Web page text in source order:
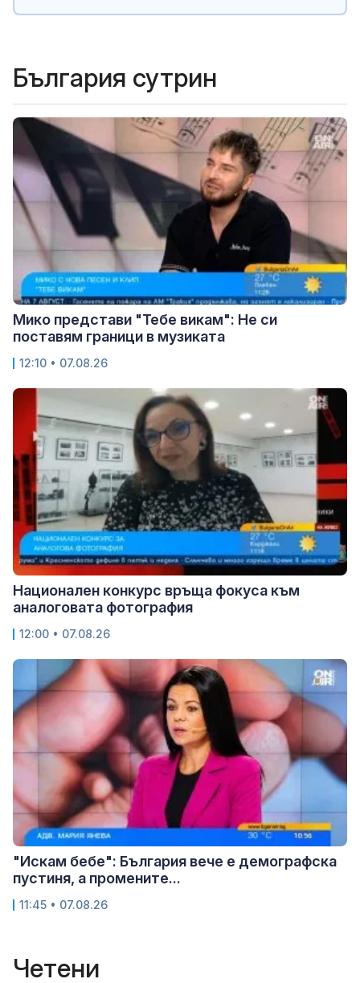
България сутрин
Мико представи "Тебе викам": Не си
поставям граници в музиката
12:10 • 07.08.26
Национален конкурс връща фокуса към
аналоговата фотография
12:00 • 07.08.26
"Искам бебе": България вече е демографска
пустиня, а промените...
11:45 • 07.08.26
Четени